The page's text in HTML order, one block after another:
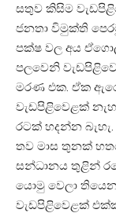
සතුව කිසිම
ජනතා විමුක්ති
පක්ෂ වල අය
පලවෙනි
මරණ එක. ඒක
වැඩපිළිවෙළක්
රටක් හදන්න බැහැ.
තව මාස තුනක්
සන්ධානය තුළින්
යොමු වෙලා
වැඩපිළිවෙළක්